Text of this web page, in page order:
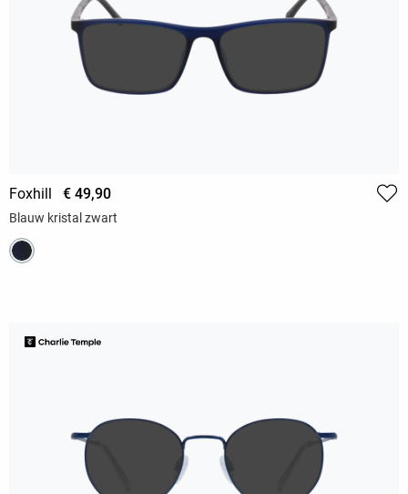
Foxhill € 49,90
Blauw kristal zwart